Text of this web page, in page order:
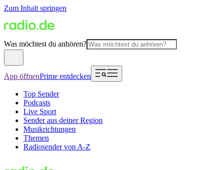
Zum Inhalt springen
Was möchtest du anhören?
App öffnenPrime entdecken
Top Sender
Podcasts
Live Sport
Sender aus deiner Region
Musikrichtungen
Themen
Radiosender von A-Z